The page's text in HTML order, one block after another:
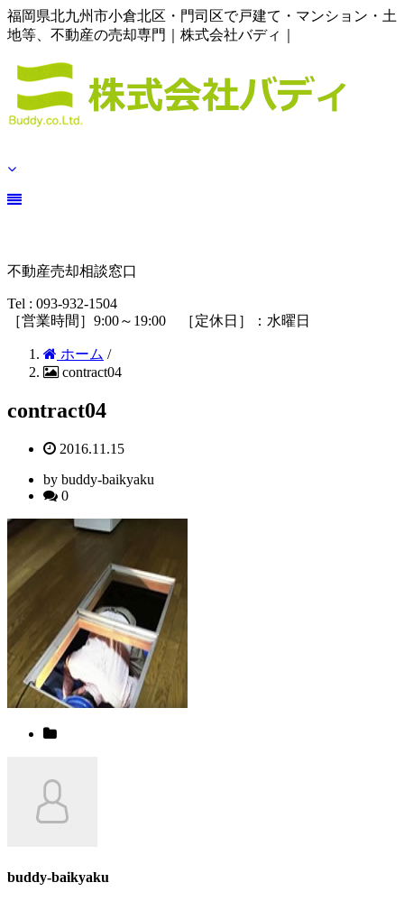
福岡県北九州市小倉北区・門司区で戸建て・マンション・土
地等、不動産の売却専門｜株式会社バディ｜
不動産売却相談窓口
Tel : 093-932-1504
［営業時間］9:00～19:00 ［定休日］：水曜日
ホーム /
contract04
contract04
2016.11.15
by buddy-baikyaku
0
buddy-baikyaku